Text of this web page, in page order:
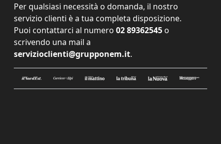
Per qualsiasi necessità o domanda, il nostro
servizio clienti è a tua completa disposizione.
Puoi contattarci al numero 02 89362545 o
scrivendo una mail a
servizioclienti@grupponem.it.